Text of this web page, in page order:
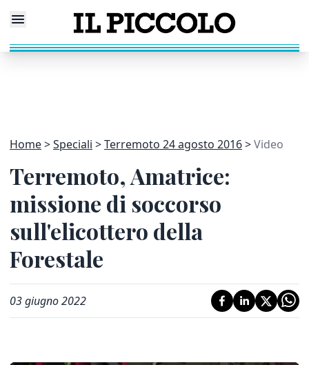
Home Speciali Terremoto 24 agosto 2016 Video
Terremoto, Amatrice:
missione di soccorso
sull'elicottero della
Forestale
03 giugno 2022